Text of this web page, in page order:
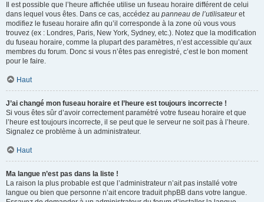
Il est possible que l’heure affichée utilise un fuseau horaire différent de celui
dans lequel vous êtes. Dans ce cas, accédez au panneau de l’utilisateuret
modifiez le fuseau horaire afin qu’il corresponde à la zone où vous vous
trouvez (ex : Londres, Paris, New York, Sydney, etc.). Notez que la modification
du fuseau horaire, comme la plupart des paramètres, n’est accessible qu’aux
membres du forum. Donc si vous n’êtes pas enregistré, c’est le bon moment
pour le faire.
Haut
J’ai changé mon fuseau horaire et l’heure est toujours incorrecte !
Si vous êtes sûr d’avoir correctement paramétré votre fuseau horaire et que
l’heure est toujours incorrecte, il se peut que le serveur ne soit pas à l’heure.
Signalez ce problème à un administrateur.
Haut
Ma langue n’est pas dans la liste !
La raison la plus probable est que l’administrateur n’ait pas installé votre
langue ou bien que personne n’ait encore traduit phpBB dans votre langue.